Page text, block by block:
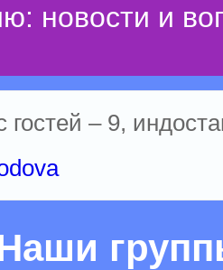
новости и
гостей – 9,